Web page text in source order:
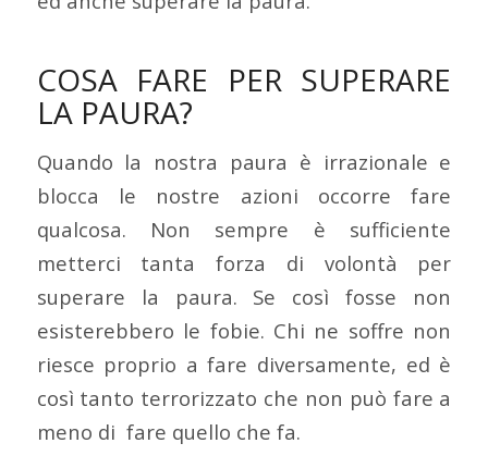
COSA FARE PER SUPERARE
LA PAURA?
Quando la nostra paura è irrazionale e
blocca le nostre azioni occorre fare
qualcosa. Non sempre è sufficiente
metterci tanta forza di volontà per
superare la paura. Se così fosse non
esisterebbero le fobie. Chi ne soffre non
riesce proprio a fare diversamente, ed è
così tanto terrorizzato che non può fare a
meno di fare quello che fa.